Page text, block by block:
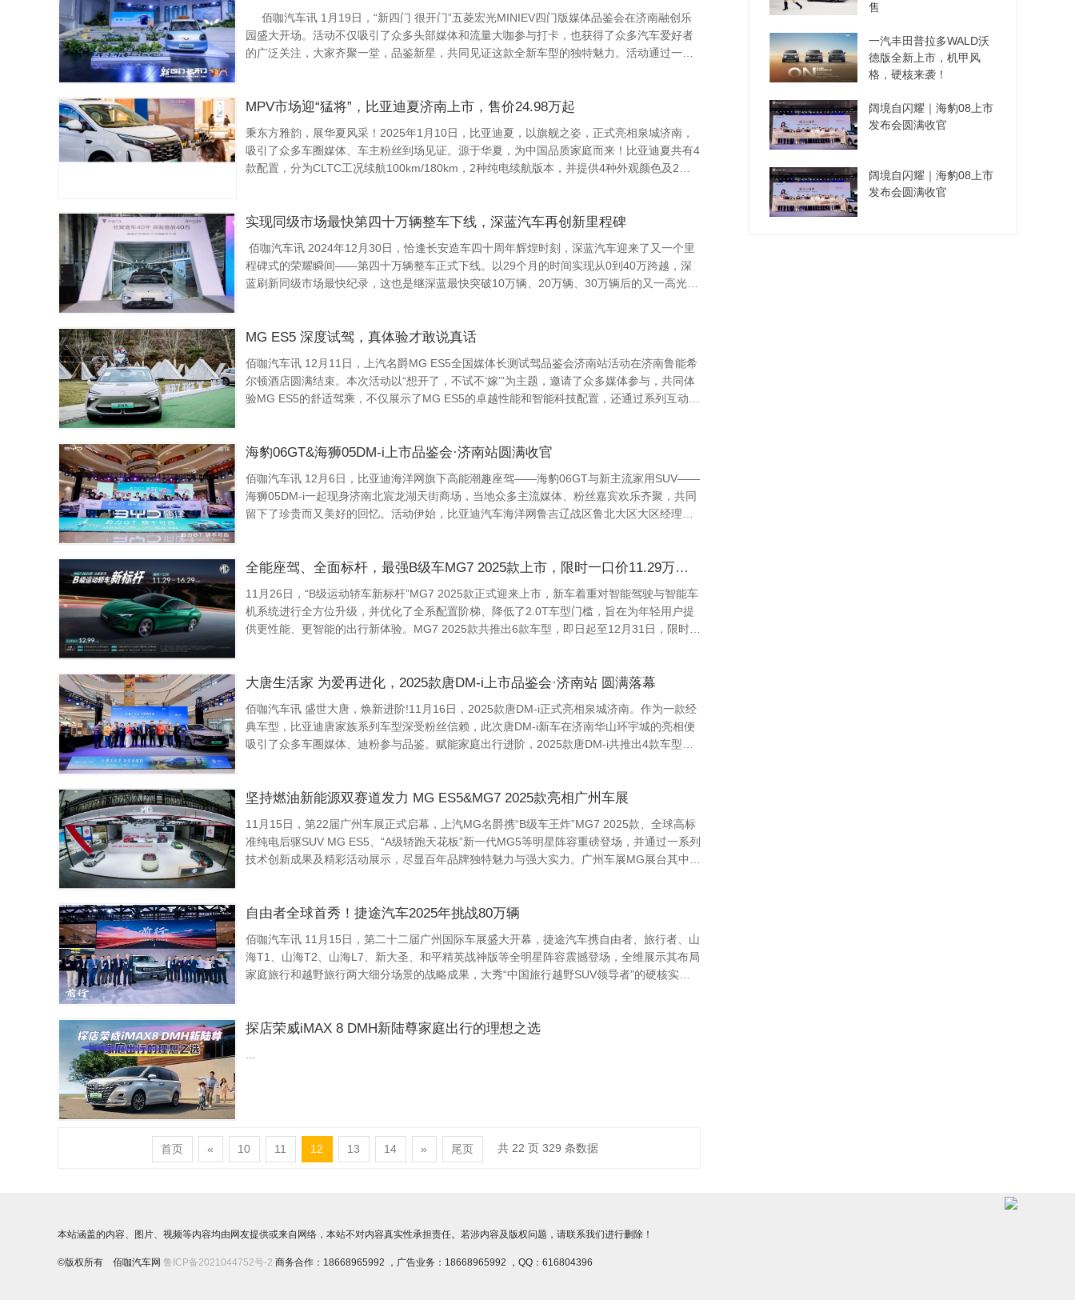
佰咖汽车讯 1月19日，“新四门 很开门”五菱宏光MINIEV四门版媒体品鉴会在济南融创乐
园盛大开场。活动不仅吸引了众多头部媒体和流量大咖参与打卡，也获得了众多汽车爱好者
的广泛关注，大家齐聚一堂，品鉴新星，共同见证这款全新车型的独特魅力。活动通过一系
MPV市场迎“猛将”，比亚迪夏济南上市，售价24.98万起
秉东方雅韵，展华夏风采！2025年1月10日，比亚迪夏，以旗舰之姿，正式亮相泉城济南，
吸引了众多车圈媒体、车主粉丝到场见证。源于华夏，为中国品质家庭而来！比亚迪夏共有4
款配置，分为CLTC工况续航100km/180km，2种纯电续航版本，并提供4种外观颜色及2种
实现同级市场最快第四十万辆整车下线，深蓝汽车再创新里程碑
佰咖汽车讯 2024年12月30日，恰逢长安造车四十周年辉煌时刻，深蓝汽车迎来了又一个里
程碑式的荣耀瞬间——第四十万辆整车正式下线。以29个月的时间实现从0到40万跨越，深
蓝刷新同级市场最快纪录，这也是继深蓝最快突破10万辆、20万辆、30万辆后的又一高光时
MG ES5 深度试驾，真体验才敢说真话
佰咖汽车讯 12月11日，上汽名爵MG ES5全国媒体长测试驾品鉴会济南站活动在济南鲁能希
尔顿酒店圆满结束。本次活动以“想开了，不试不‘嫁’”为主题，邀请了众多媒体参与，共同体
验MG ES5的舒适驾乘，不仅展示了MG ES5的卓越性能和智能科技配置，还通过系列互动体
海豹06GT&海狮05DM-i上市品鉴会·济南站圆满收官
佰咖汽车讯 12月6日，比亚迪海洋网旗下高能潮趣座驾——海豹06GT与新主流家用SUV——
海狮05DM-i一起现身济南北宸龙湖天街商场，当地众多主流媒体、粉丝嘉宾欢乐齐聚，共同
留下了珍贵而又美好的回忆。活动伊始，比亚迪汽车海洋网鲁吉辽战区鲁北大区大区经理胡
全能座驾、全面标杆，最强B级车MG7 2025款上市，限时一口价11.29万元起
11月26日，“B级运动轿车新标杆”MG7 2025款正式迎来上市，新车着重对智能驾驶与智能车
机系统进行全方位升级，并优化了全系配置阶梯、降低了2.0T车型门槛，旨在为年轻用户提
供更性能、更智能的出行新体验。MG7 2025款共推出6款车型，即日起至12月31日，限时一
大唐生活家 为爱再进化，2025款唐DM-i上市品鉴会·济南站 圆满落幕
佰咖汽车讯 盛世大唐，焕新进阶!11月16日，2025款唐DM-i正式亮相泉城济南。作为一款经
典车型，比亚迪唐家族系列车型深受粉丝信赖，此次唐DM-i新车在济南华山环宇城的亮相便
吸引了众多车圈媒体、迪粉参与品鉴。赋能家庭出行进阶，2025款唐DM-i共推出4款车型，
坚持燃油新能源双赛道发力 MG ES5&MG7 2025款亮相广州车展
11月15日，第22届广州车展正式启幕，上汽MG名爵携“B级车王炸”MG7 2025款、全球高标
准纯电后驱SUV MG ES5、“A级轿跑天花板”新一代MG5等明星阵容重磅登场，并通过一系列
技术创新成果及精彩活动展示，尽显百年品牌独特魅力与强大实力。广州车展MG展台其中，
自由者全球首秀！捷途汽车2025年挑战80万辆
佰咖汽车讯 11月15日，第二十二届广州国际车展盛大开幕，捷途汽车携自由者、旅行者、山
海T1、山海T2、山海L7、新大圣、和平精英战神版等全明星阵容震撼登场，全维展示其布局
家庭旅行和越野旅行两大细分场景的战略成果，大秀“中国旅行越野SUV领导者”的硬核实力
探店荣威iMAX 8 DMH新陆尊家庭出行的理想之选
...
首页 « 10 11 12 13 14 » 尾页 共 22 页 329 条数据
售
一汽丰田普拉多WALD沃
德版全新上市，机甲风
格，硬核来袭！
阔境自闪耀｜海豹08上市
发布会圆满收官
阔境自闪耀｜海豹08上市
发布会圆满收官
本站涵盖的内容、图片、视频等内容均由网友提供或来自网络，本站不对内容真实性承担责任。若涉内容及版权问题，请联系我们进行删除！
©版权所有 佰咖汽车网 鲁ICP备2021044752号-2 商务合作：18668965992 ，广告业务：18668965992 ，QQ：616804396